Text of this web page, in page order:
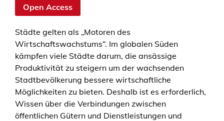
Open Access
Städte gelten als „Motoren des
Wirtschaftswachstums“. Im globalen Süden
kämpfen viele Städte darum, die ansässige
Produktivität zu steigern um der wachsenden
Stadtbevölkerung bessere wirtschaftliche
Möglichkeiten zu bieten. Deshalb ist es erforderlich,
Wissen über die Verbindungen zwischen
öffentlichen Gütern und Dienstleistungen und